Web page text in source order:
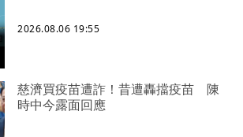
2026.08.06 19:55
慈濟買疫苗遭詐！昔遭轟擋疫苗 陳
時中今露面回應